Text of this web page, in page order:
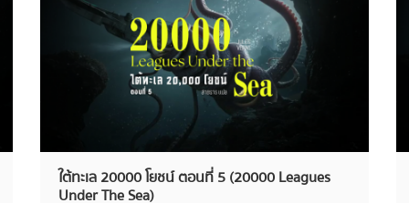
ใต้ทะเล 20000 โยชน์ ตอนที่ 5 (20000 Leagues
Under The Sea)